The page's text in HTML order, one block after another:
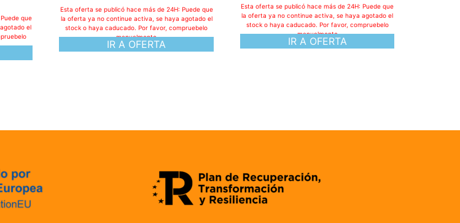
que
el
IR A OFERTA
Esta oferta se publicó hace más de 24H: Puede que
la oferta ya no continue activa, se haya agotado el
stock o haya caducado. Por favor, compruebelo
manualmente
IR A OFERTA
Esta oferta se publicó hace más de 24H: Puede que
la oferta ya no continue activa, se haya agotado el
stock o haya caducado. Por favor, compruebelo
manualmente